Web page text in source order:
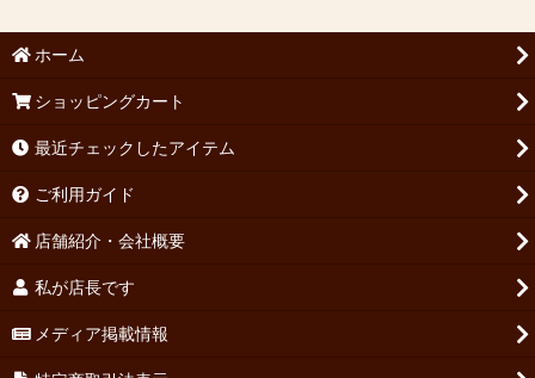
ホーム
ショッピングカート
最近チェックしたアイテム
ご利用ガイド
店舗紹介・会社概要
私が店長です
メディア掲載情報